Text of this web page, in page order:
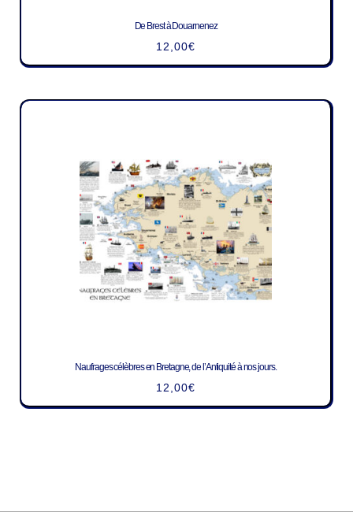
De Brest à Douarnenez
12,00€
Naufrages célèbres en Bretagne, de l’Antiquité à nos jours.
12,00€